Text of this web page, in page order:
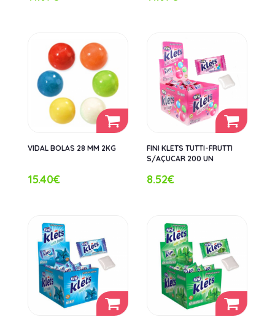
VIDAL BOLAS 28 MM 2KG
15.40€
FINI KLETS TUTTI-FRUTTI
S/AÇUCAR 200 UN
8.52€